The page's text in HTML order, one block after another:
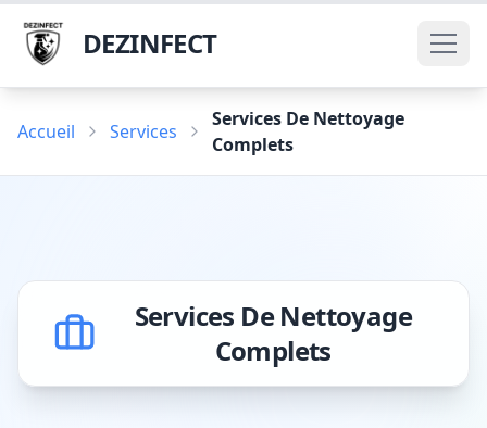
DEZINFECT
Accueil Services
Services De Nettoyage
Complets
Services De Nettoyage
Complets